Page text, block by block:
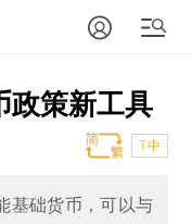
政策新工具
T中
基础货币，可以与